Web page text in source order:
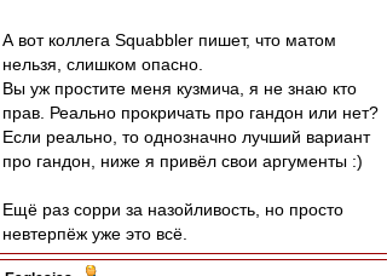
А вот коллега Squabbler пишет, что матом
нельзя, слишком опасно.
Вы уж простите меня кузмича, я не знаю кто
прав. Реально прокричать про гандон или нет?
Если реально, то однозначно лучший вариант
про гандон, ниже я привёл свои аргументы :)
Ещё раз сорри за назойливость, но просто
невтерпёж уже это всё.